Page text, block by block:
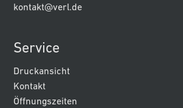
kontakt@verl.de
Service
Druckansicht
Kontakt
Öffnungszeiten